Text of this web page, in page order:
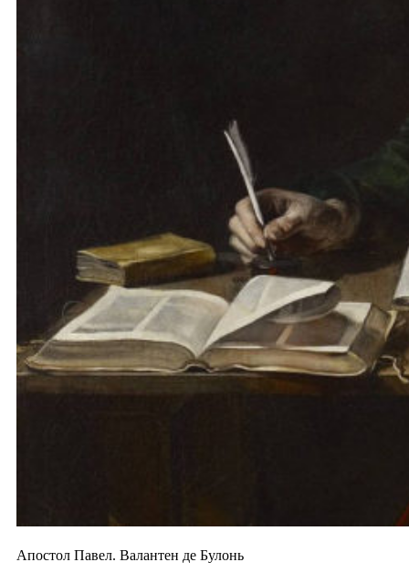
Апостол Павел. Валантен де Булонь